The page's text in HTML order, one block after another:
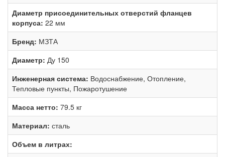
Диаметр присоединительных отверстий фланцев
корпуса: 22 мм
Бренд: МЗТА
Диаметр: Ду 150
Инженерная система: Водоснабжение, Отопление,
Тепловые пункты, Пожаротушение
Масса нетто: 79.5 кг
Материал: сталь
Объем в литрах: